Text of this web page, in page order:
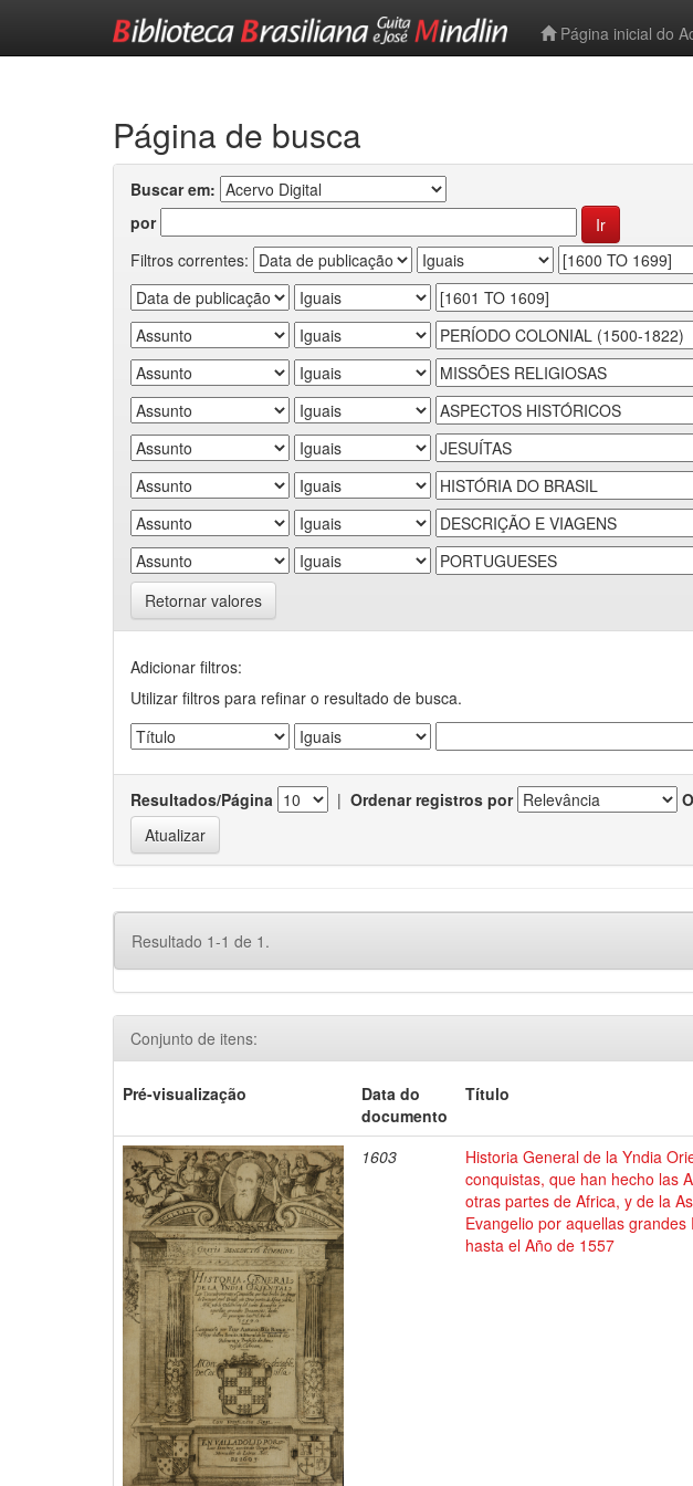
Página inicial do
Página de busca
Buscar em:
por
Filtros correntes:
Retornar valores
Adicionar filtros:
Utilizar filtros para refinar o resultado de busca.
Resultados/Página | Ordenar registros por
Resultado 1-1 de 1.
Conjunto de itens:
Pré-visualização
Data do
documento
Título
1603
Historia General de la Yndia
conquistas, que han hecho las
otras partes de Africa, y de la
Evangelio por aquellas
hasta el Año de 1557